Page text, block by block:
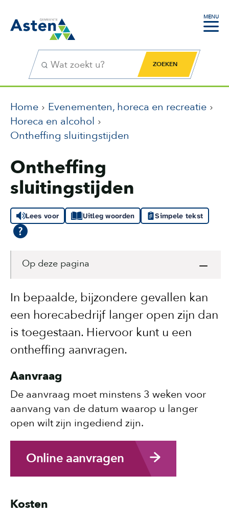
MENU
Zoekfunctie Zoekknop
Home
Evenementen, horeca en recreatie
Horeca en alcohol
Ontheffing sluitingstijden
Ontheffing
sluitingstijden
Lees voor Uitleg woorden Simpele tekst
In bepaalde, bijzondere gevallen kan
een horecabedrijf langer open zijn dan
is toegestaan. Hiervoor kunt u een
ontheffing aanvragen.
Aanvraag
De aanvraag moet minstens 3 weken voor
aanvang van de datum waarop u langer
open wilt zijn ingediend zijn.
Online aanvragen
Kosten
Op deze pagina